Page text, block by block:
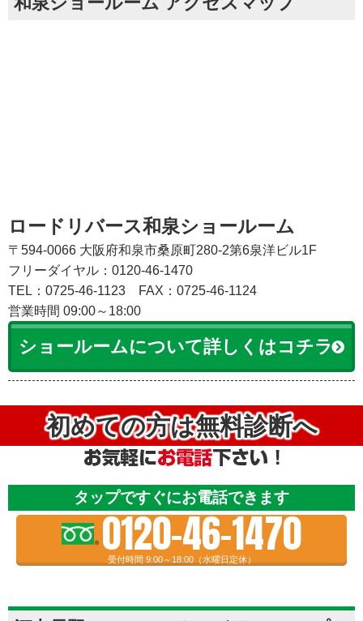
ロードリバース和泉ショールーム
〒594-0066 大阪府和泉市桑原町280-2第6泉洋ビル1F
フリーダイヤル：0120-46-1470
TEL：0725-46-1123
FAX：0725-46-1124
営業時間 09:00～18:00
ショールームについて詳しくはコチラ
初めての方は無料診断へ
タップですぐにお電話できます
0120-46-1470
受付時間 9:00～18:00（水曜日定休）